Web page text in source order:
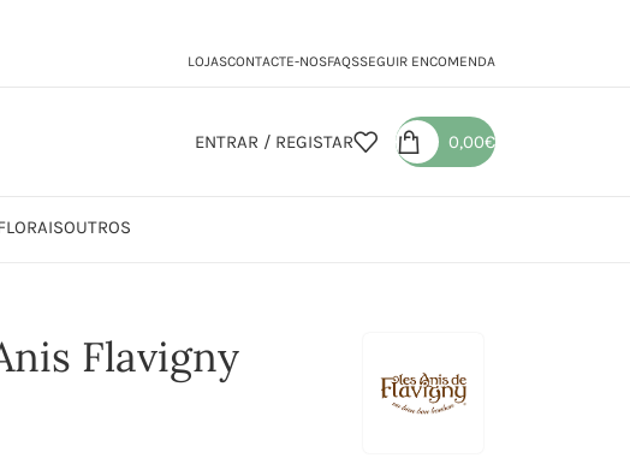
LOJASCONTACTE-NOSFAQSSEGUIR ENCOMENDA
ENTRAR / REGISTAR 0,00€
OUTROS
Flavigny